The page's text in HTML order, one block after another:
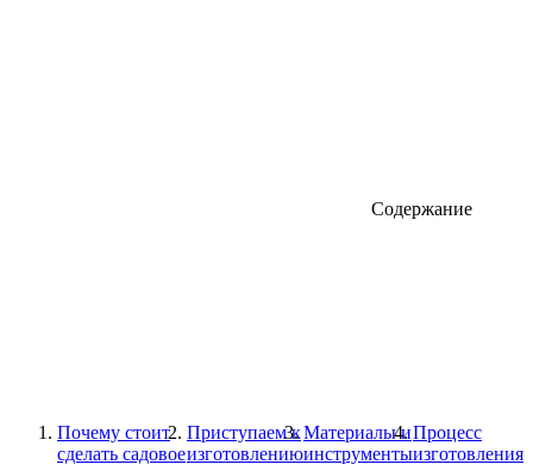
Содержание
Почему стоит
сделать садовое
Приступаем к
изготовлению
Материалы и
инструменты
Процесс
изготовления